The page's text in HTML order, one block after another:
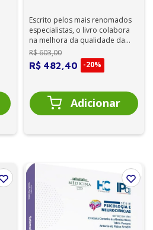
Escrito pelos mais renomados
especialistas, o livro colabora
na melhora da qualidade da
atenção à criança e ao
adolescen...
R$603,00
R$ 482 40 -20%